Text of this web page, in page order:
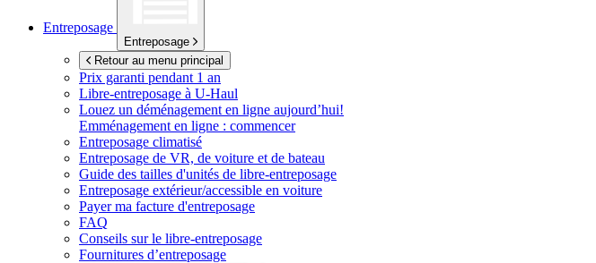
Entreposage
Entreposage
Retour au menu principal
Prix garanti pendant 1 an
Libre-entreposage à U-Haul
Louez un déménagement en ligne aujourd’hui!
Emménagement en ligne : commencer
Entreposage climatisé
Entreposage de VR, de voiture et de bateau
Guide des tailles d'unités de libre-entreposage
Entreposage extérieur/accessible en voiture
Payer ma facture d'entreposage
FAQ
Conseils sur le libre-entreposage
Fournitures d’entreposage